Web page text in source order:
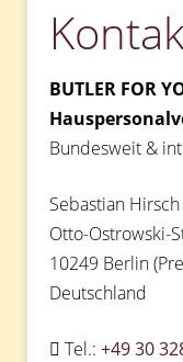
BUTLER FOR
Bundesweit &
Sebastian Hirsch
Otto-Ostrowski-
10249 Berlin
Deutschland
Tel.: +49 30